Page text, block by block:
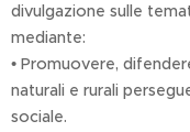
divulgazione sulle
mediante:
• Promuovere,
naturali e rurali
sociale.